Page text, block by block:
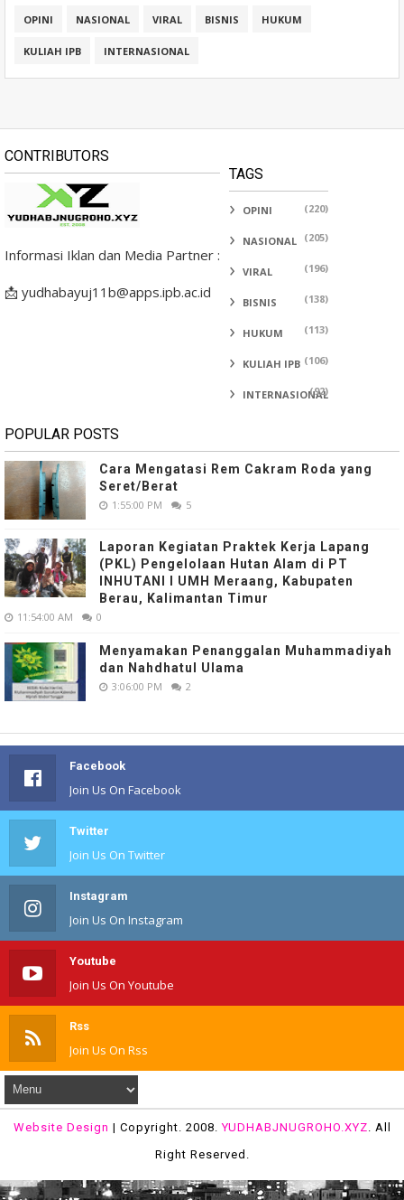
OPINI NASIONAL VIRAL BISNIS HUKUM
KULIAH IPB INTERNASIONAL
CONTRIBUTORS
Informasi Iklan dan Media Partner :
📩 yudhabayuj11b@apps.ipb.ac.id
TAGS
OPINI (220)
NASIONAL (205)
VIRAL (196)
BISNIS (138)
HUKUM (113)
KULIAH IPB (106)
INTERNASIONAL
(92)
POPULAR POSTS
Cara Mengatasi Rem Cakram Roda yang
Seret/Berat
1:55:00 PM 5
Laporan Kegiatan Praktek Kerja Lapang
(PKL) Pengelolaan Hutan Alam di PT
INHUTANI I UMH Meraang, Kabupaten
Berau, Kalimantan Timur
11:54:00 AM 0
Menyamakan Penanggalan Muhammadiyah
dan Nahdhatul Ulama
3:06:00 PM 2
Facebook
Join Us On Facebook
Twitter
Join Us On Twitter
Instagram
Join Us On Instagram
Youtube
Join Us On Youtube
Rss
Join Us On Rss
Website Design | Copyright. 2008.YUDHABJNUGROHO.XYZ . All
Right Reserved.